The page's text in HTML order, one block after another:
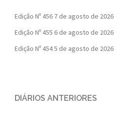
Edição Nº 456 7 de agosto de 2026
Edição Nº 455 6 de agosto de 2026
Edição Nº 4545 de agosto de 2026
DIÁRIOS ANTERIORES